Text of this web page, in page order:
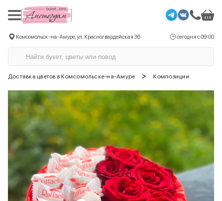
Комсомольск-на-Амуре, ул. Красногвардейская 36 сегодня с 09:00
Доставка цветов в Комсомольске-на-Амуре > Композиции